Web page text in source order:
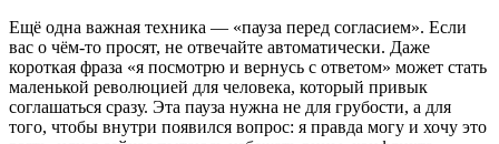
Ещё одна важная техника — «пауза перед согласием». Если
вас о чём-то просят, не отвечайте автоматически. Даже
короткая фраза «я посмотрю и вернусь с ответом» может стать
маленькой революцией для человека, который привык
соглашаться сразу. Эта пауза нужна не для грубости, а для
того, чтобы внутри появился вопрос: я правда могу и хочу это